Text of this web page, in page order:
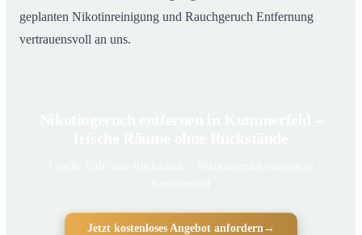
geplanten Nikotinreinigung und Rauchgeruch Entfernung
vertrauensvoll an uns.
Jetzt kostenloses Angebot anfordern →